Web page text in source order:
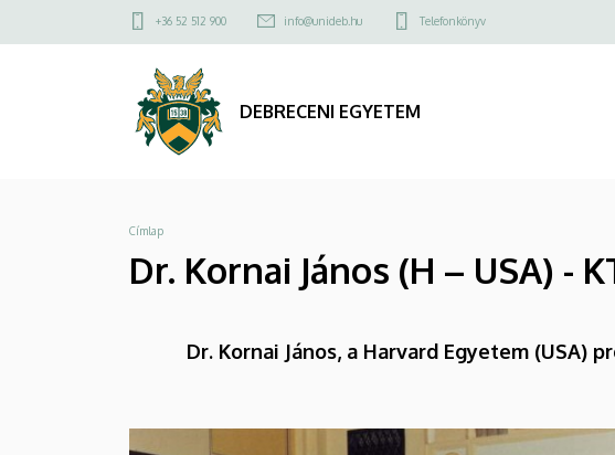
a
Felső
menü
+36 52 512 900 info@unideb.hu Telefonkönyv
DEBRECENI EGYETEM
Morzsa
Címlap
Dr. Kornai János (H – USA) -
Dr. Kornai János, a Harvard Egyetem (USA)